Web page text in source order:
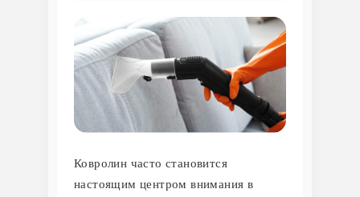
Ковролин часто становится
настоящим центром внимания в